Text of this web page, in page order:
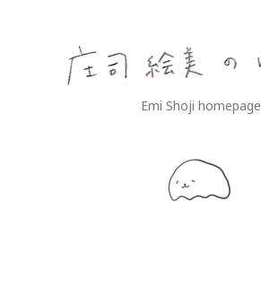
庄司絵美のねむみ
Emi Shoji homepage